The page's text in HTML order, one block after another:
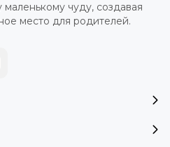
чуду, создавая
место для родителей.